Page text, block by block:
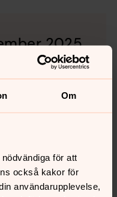
Om
för att
också kakor för
användarupplevelse,
2025
(ingång